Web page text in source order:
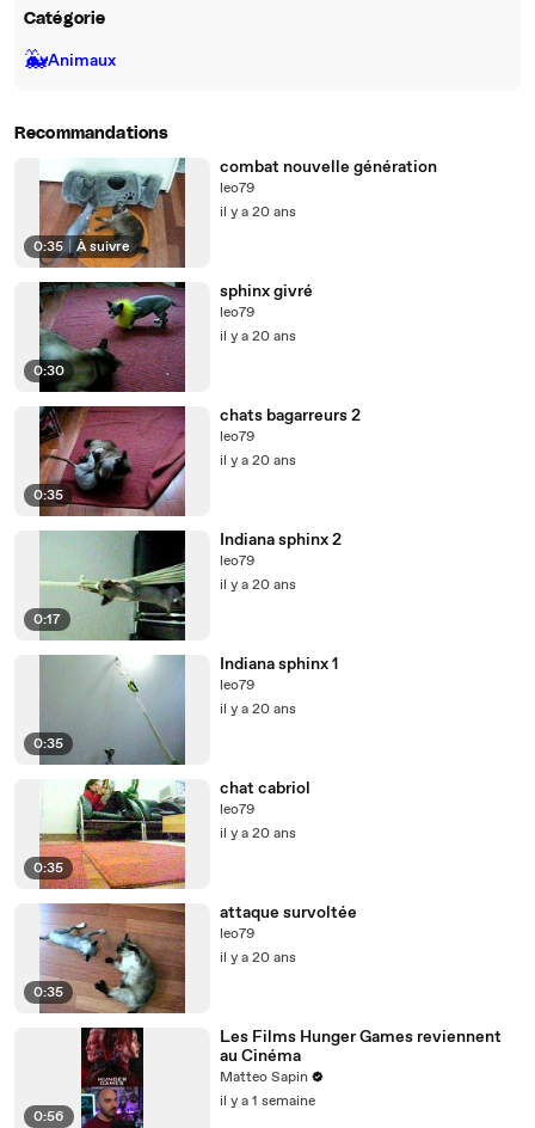
Catégorie
🐳Animaux
Recommandations
0:35 À suivre
combat nouvelle génération
leo79
il y a 20 ans
0:30
sphinx givré
leo79
il y a 20 ans
0:35
chats bagarreurs 2
leo79
il y a 20 ans
0:17
Indiana sphinx 2
leo79
il y a 20 ans
0:35
Indiana sphinx 1
leo79
il y a 20 ans
0:35
chat cabriol
leo79
il y a 20 ans
0:35
attaque survoltée
leo79
il y a 20 ans
0:56
Les Films Hunger Games reviennent
au Cinéma
Matteo Sapin
il y a 1 semaine